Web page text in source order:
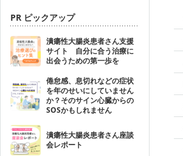
PR ピックアップ
潰瘍性大腸炎患者さん支援
サイト 自分に合う治療に
出会うための第一歩を
倦怠感、息切れなどの症状
を年のせいにしていません
か？そのサイン心臓からの
SOSかもしれません
潰瘍性大腸炎患者さん座談
会レポート